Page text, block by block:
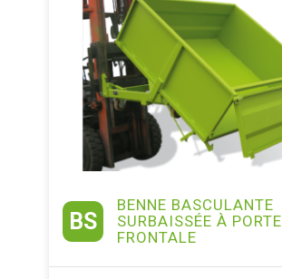
BS
BENNE BASCULANTE
SURBAISSÉE À PORTE
FRONTALE